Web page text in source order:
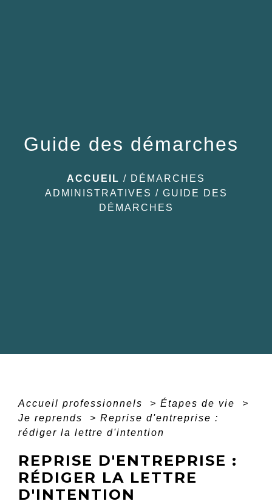
Guide des démarches
ACCUEIL / DÉMARCHES
ADMINISTRATIVES / GUIDE DES
DÉMARCHES
Accueil professionnels > Étapes de vie
>
Je reprends
> Reprise d'entreprise :
rédiger la lettre d'intention
REPRISE D'ENTREPRISE :
RÉDIGER LA LETTRE
D'INTENTION